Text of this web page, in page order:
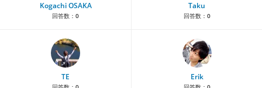
Kogachi OSAKA
回答数： 0
Taku
回答数： 0
TE Erik